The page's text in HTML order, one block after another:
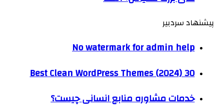
پیشنهاد سردبیر
No watermark for admin help
30 Best Clean WordPress Themes (2024)
خدمات مشاوره منابع انسانی چیست؟